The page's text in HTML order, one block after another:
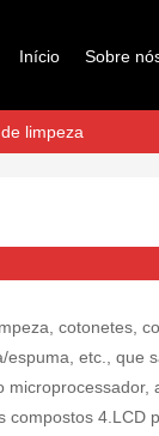
Início Sobre
limpeza
cotonetes,
etc., que